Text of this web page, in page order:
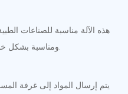
هذه الآلة مناسبة للصناعات
يتم إرسال المواد إلى غرفة